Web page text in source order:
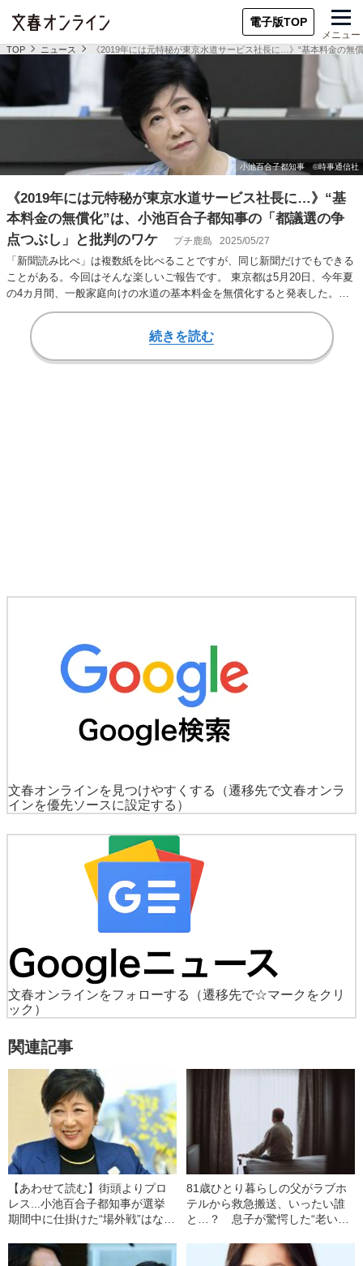
電子版TOP
メニュー
TOP ニュース 《2019年には元特秘が東京水道サービス社長に…》“基本料金の
《2019年には元特秘が東京水道サービス社長に…》“基
本料金の無償化”は、小池百合子都知事の「都議選の争
点つぶし」と批判のワケ
プチ鹿島 2025/05/27
​​「新聞読み比べ」は複数紙を比べることですが、同じ新聞だけでもできる
ことがある。今回はそんな楽しいご報告です。 東京都は5月20日、今年夏
の4カ月間、一般家庭向けの水道の基本料金を無償化すると発表した。物
価高が続く…
続きを読む
文春オンラインを見つけやすくする
（遷移先で文春オンラ
インを優先ソースに設定する）
文春オンラインをフォローする
（遷移先で☆マークをクリ
ック）
関連記事
【あわせて読む】街頭よりプロ
レス...小池百合子都知事が選挙
期間中に仕掛けた“場外戦”はなに
81歳ひとり暮らしの父がラブホ
テルから救急搬送、いったい誰
と…？ 息子が驚愕した“老いた